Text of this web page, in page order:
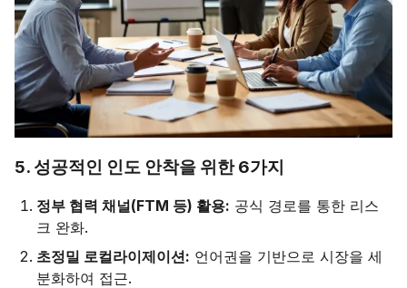
5. 성공적인 인도 안착을 위한 6가지
정부 협력 채널(FTM 등) 활용: 공식 경로를 통한 리스
크 완화.
초정밀 로컬라이제이션: 언어권을 기반으로 시장을 세
분화하여 접근.